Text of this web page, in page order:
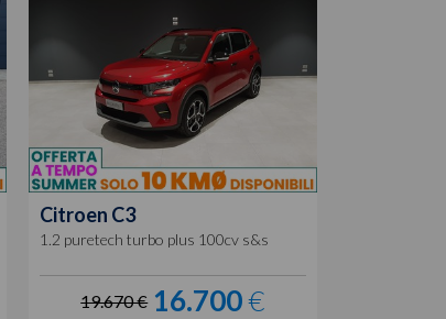
Citroen C3
1.2 puretech turbo plus 100cv s&s
19.670 € 16.700€